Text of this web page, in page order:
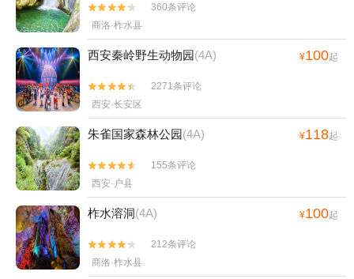


360条评论
商洛·柞水县
西安秦岭野生动物园(4A) ¥100起


2271条评论
西安·长安区
朱雀国家森林公园(4A) ¥118起


155条评论
西安·户县
柞水溶洞(4A) ¥100起


212条评论
商洛·柞水县